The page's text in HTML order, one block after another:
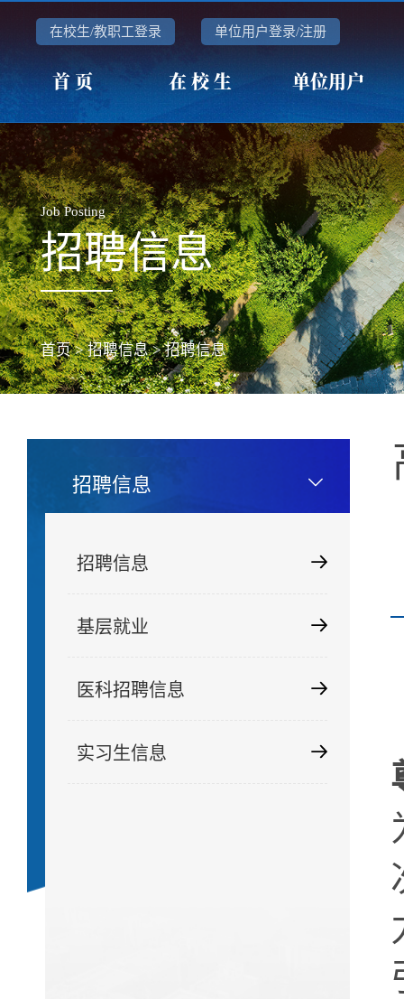
在校生/教职工登录 单位用户登录/注册
首 页 在 校 生 单位用户
Job Posting
招聘信息
首页>招聘信息>招聘信息
招聘信息
招聘信息
基层就业
医科招聘信息
实习生信息